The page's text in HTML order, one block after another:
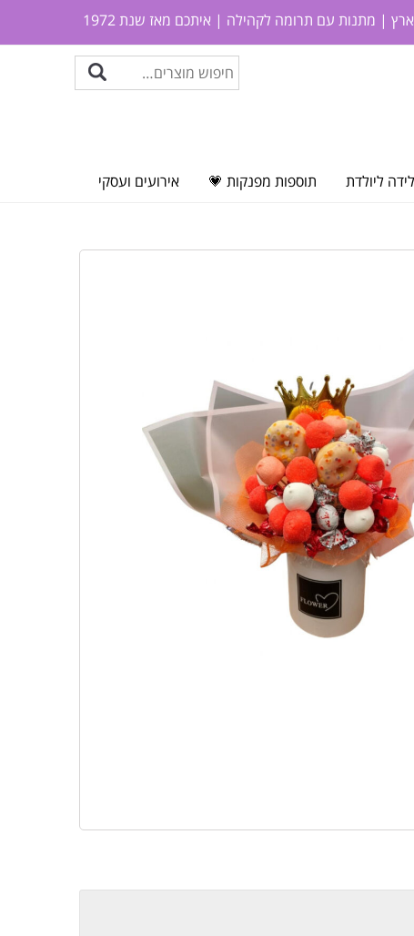
| מתנות עם תרומה לקהילה | איתכם מאז שנת 1972
ליולדת תוספות מפנקות 💗 אירועים ועסקי